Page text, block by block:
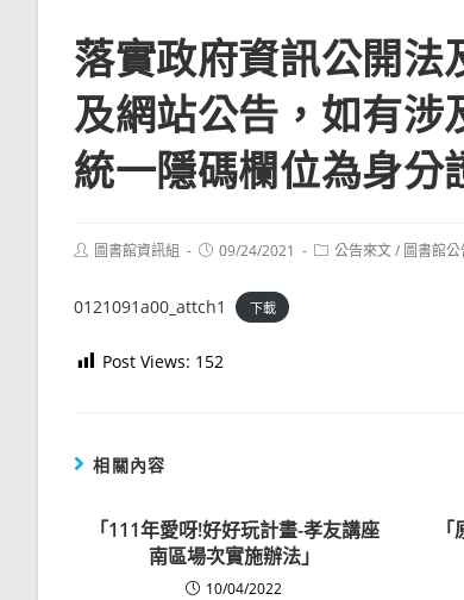
落實政府資訊公開法
及網站公告，如有涉
統一隱碼欄位為身分
Post圖書館資訊組
Post09/24/2021
Post公告來文/ 圖書館
0121091a00_attch1 下載
Post Views: 152
相關內容
「111年愛呀!好好玩計畫-孝友講座
南區場次實施辦法」
10/04/2022